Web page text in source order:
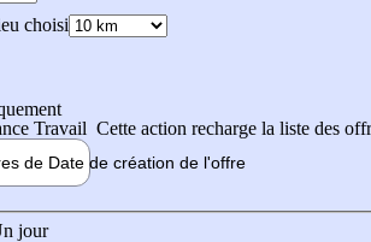
choisi
Travail Cette action recharge la liste des
de Date de création de l'offre
de l'offre
jour